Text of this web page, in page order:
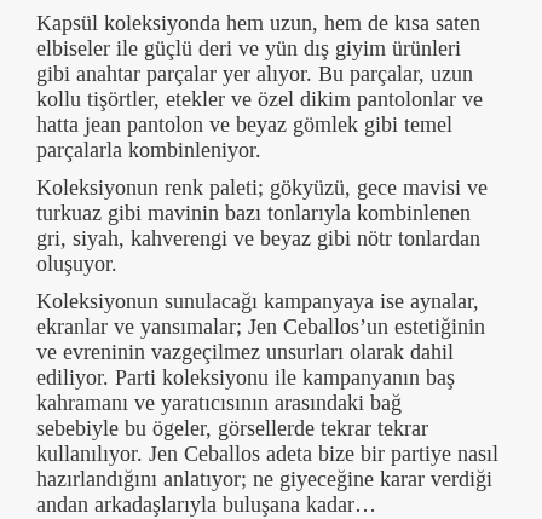
Kapsül koleksiyonda hem uzun, hem de kısa saten
elbiseler ile güçlü deri ve yün dış giyim ürünleri
gibi anahtar parçalar yer alıyor. Bu parçalar, uzun
kollu tişörtler, etekler ve özel dikim pantolonlar ve
hatta jean pantolon ve beyaz gömlek gibi temel
parçalarla kombinleniyor.
Koleksiyonun renk paleti; gökyüzü, gece mavisi ve
turkuaz gibi mavinin bazı tonlarıyla kombinlenen
gri, siyah, kahverengi ve beyaz gibi nötr tonlardan
oluşuyor.
Koleksiyonun sunulacağı kampanyaya ise aynalar,
ekranlar ve yansımalar; Jen Ceballos’un estetiğinin
ve evreninin vazgeçilmez unsurları olarak dahil
ediliyor. Parti koleksiyonu ile kampanyanın baş
kahramanı ve yaratıcısının arasındaki bağ
sebebiyle bu ögeler, görsellerde tekrar tekrar
kullanılıyor. Jen Ceballos adeta bize bir partiye nasıl
hazırlandığını anlatıyor; ne giyeceğine karar verdiği
andan arkadaşlarıyla buluşana kadar…